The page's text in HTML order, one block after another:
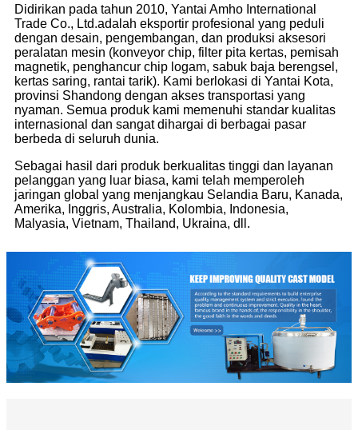
Didirikan pada tahun 2010, Yantai Amho International
Trade Co., Ltd.adalah eksportir profesional yang peduli
dengan desain, pengembangan, dan produksi aksesori
peralatan mesin (konveyor chip, filter pita kertas, pemisah
magnetik, penghancur chip logam, sabuk baja berengsel,
kertas saring, rantai tarik). Kami berlokasi di Yantai Kota,
provinsi Shandong dengan akses transportasi yang
nyaman. Semua produk kami memenuhi standar kualitas
internasional dan sangat dihargai di berbagai pasar
berbeda di seluruh dunia.
Sebagai hasil dari produk berkualitas tinggi dan layanan
pelanggan yang luar biasa, kami telah memperoleh
jaringan global yang menjangkau Selandia Baru, Kanada,
Amerika, Inggris, Australia, Kolombia, Indonesia,
Malyasia, Vietnam, Thailand, Ukraina, dll.